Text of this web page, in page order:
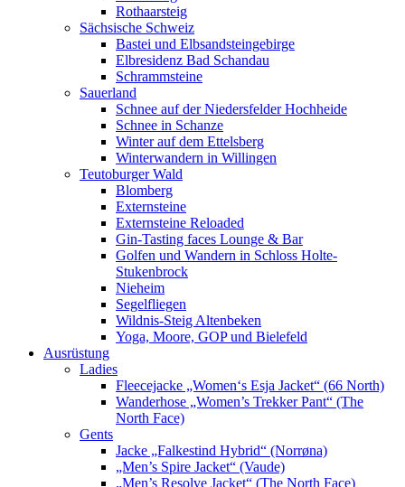
Rothaarsteig
Sächsische Schweiz
Bastei und Elbsandsteingebirge
Elbresidenz Bad Schandau
Schrammsteine
Sauerland
Schnee auf der Niedersfelder Hochheide
Schnee in Schanze
Winter auf dem Ettelsberg
Winterwandern in Willingen
Teutoburger Wald
Blomberg
Externsteine
Externsteine Reloaded
Gin-Tasting faces Lounge & Bar
Golfen und Wandern in Schloss Holte-
Stukenbrock
Nieheim
Segelfliegen
Wildnis-Steig Altenbeken
Yoga, Moore, GOP und Bielefeld
Ausrüstung
Ladies
Fleecejacke „Women‘s Esja Jacket“ (66 North)
Wanderhose „Women’s Trekker Pant“ (The
North Face)
Gents
Jacke „Falkestind Hybrid“ (Norrøna)
„Men’s Spire Jacket“ (Vaude)
„Men’s Resolve Jacket“ (The North Face)